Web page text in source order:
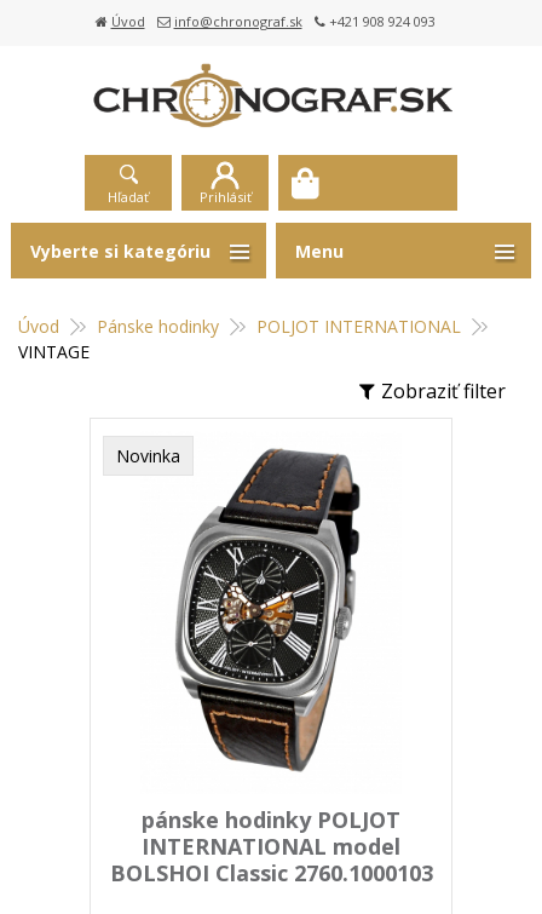
Úvod info@chronograf.sk +421 908 924 093
Hľadať Prihlásiť
Úvod Pánske hodinky
POLJOT INTERNATIONAL
VINTAGE
Zobraziť filter
Novinka
pánske hodinky POLJOT
INTERNATIONAL model
BOLSHOI Classic 2760.1000103
Vyberte si kategóriu Menu